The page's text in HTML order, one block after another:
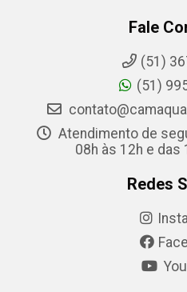
Fale
(51)
(51)
Atendimento de
08h às 12h e das
Redes